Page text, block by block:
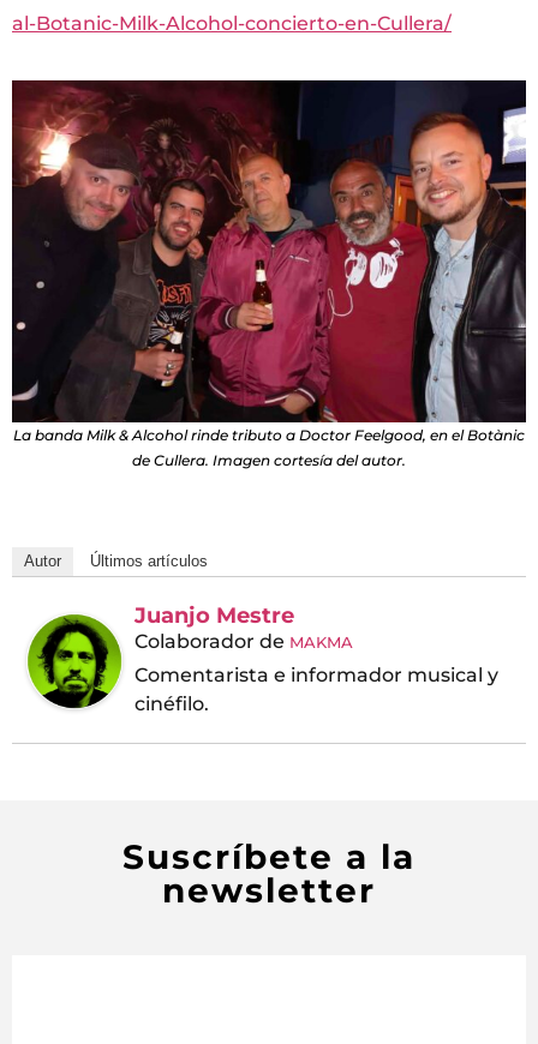
al-Botanic-Milk-Alcohol-concierto-en-Cullera/
La banda Milk & Alcohol rinde tributo a Doctor Feelgood, en el Botànic
de Cullera. Imagen cortesía del autor.
Autor Últimos artículos
Juanjo Mestre
Colaborador de MAKMA
Comentarista e informador musical y
cinéfilo.
Suscríbete a la
newsletter